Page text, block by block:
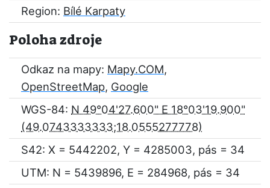
Region: Bílé Karpaty
Poloha zdroje
Odkaz na mapy: Mapy.COM,
OpenStreetMap, Google
WGS-84: N 49°04'27.600" E 18°03'19.900"
S42: X = 5442202, Y = 4285003, pás = 34
UTM: N = 5439896, E = 284968, pás = 34